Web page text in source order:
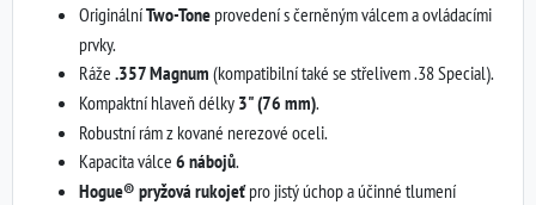
OriginálníTwo-Tone provedení s černěným válcem a ovládacími
prvky.
Ráže .357 Magnum (kompatibilní také se střelivem .38 Special).
Kompaktní hlaveň délky 3" (76 mm).
Robustní rám z kované nerezové oceli.
Kapacita válce 6 nábojů.
Hogue® pryžová rukojeťpro jistý úchop a účinné tlumení